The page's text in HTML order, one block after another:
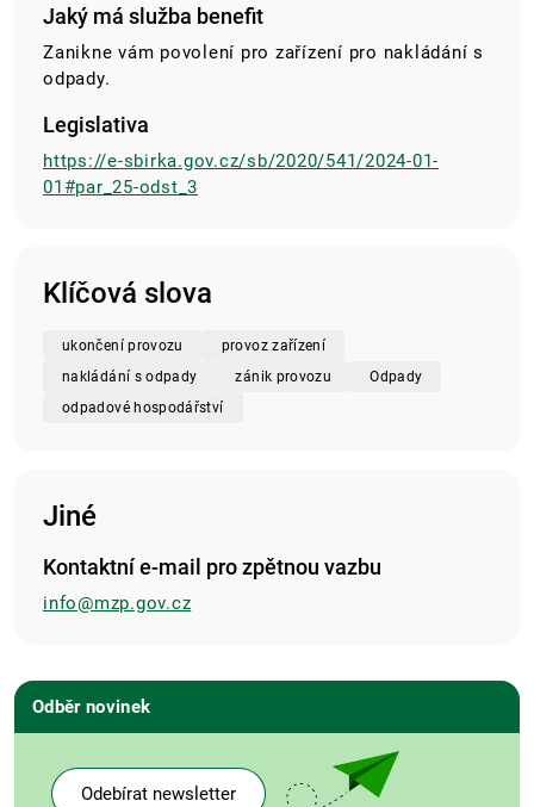
Jaký má služba benefit
Zanikne vám povolení pro zařízení pro nakládání s
odpady.
Legislativa
https://e-sbirka.gov.cz/sb/2020/541/2024-01-
01#par_25-odst_3
Klíčová slova
ukončení provozu
provoz zařízení
nakládání s odpady
zánik provozu
Odpady
odpadové hospodářství
Jiné
Kontaktní e-mail pro zpětnou vazbu
info@mzp.gov.cz
Odběr novinek
Odebírat newsletter